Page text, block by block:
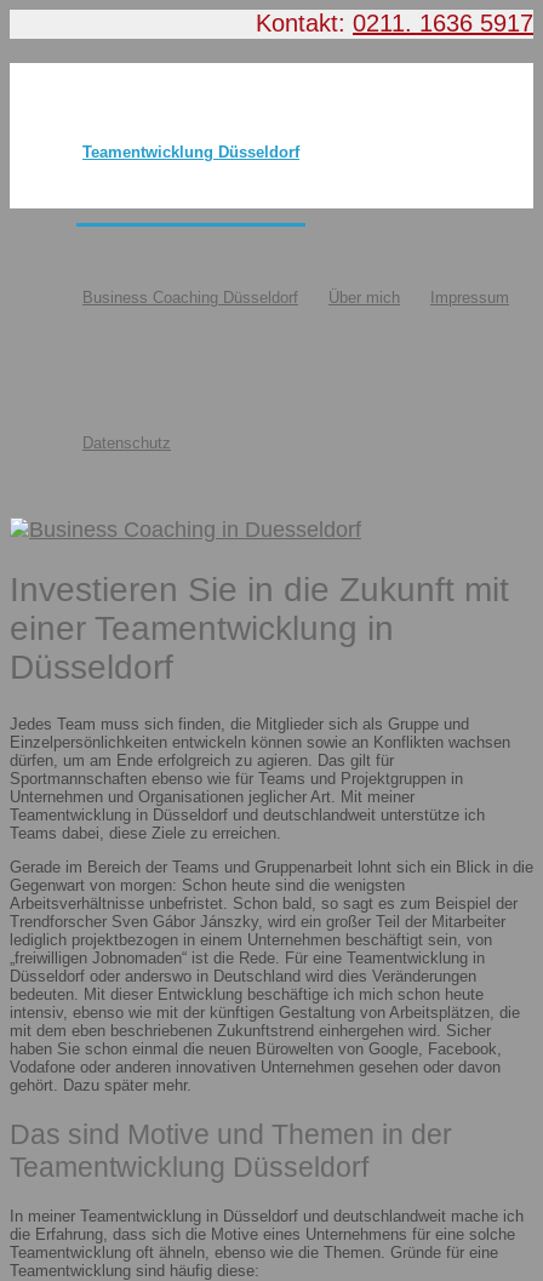
Kontakt: 0211. 1636 5917
Teamentwicklung Düsseldorf
Business Coaching Düsseldorf Über mich Impressum
Datenschutz
Investieren Sie in die Zukunft mit
einer Teamentwicklung in
Düsseldorf
Jedes Team muss sich finden, die Mitglieder sich als Gruppe und
Einzelpersönlichkeiten entwickeln können sowie an Konflikten wachsen
dürfen, um am Ende erfolgreich zu agieren. Das gilt für
Sportmannschaften ebenso wie für Teams und Projektgruppen in
Unternehmen und Organisationen jeglicher Art. Mit meiner
Teamentwicklung in Düsseldorf und deutschlandweit unterstütze ich
Teams dabei, diese Ziele zu erreichen.
Gerade im Bereich der Teams und Gruppenarbeit lohnt sich ein Blick in die
Gegenwart von morgen: Schon heute sind die wenigsten
Arbeitsverhältnisse unbefristet. Schon bald, so sagt es zum Beispiel der
Trendforscher Sven Gábor Jánszky, wird ein großer Teil der Mitarbeiter
lediglich projektbezogen in einem Unternehmen beschäftigt sein, von
„freiwilligen Jobnomaden“ ist die Rede. Für eine Teamentwicklung in
Düsseldorf oder anderswo in Deutschland wird dies Veränderungen
bedeuten. Mit dieser Entwicklung beschäftige ich mich schon heute
intensiv, ebenso wie mit der künftigen Gestaltung von Arbeitsplätzen, die
mit dem eben beschriebenen Zukunftstrend einhergehen wird. Sicher
haben Sie schon einmal die neuen Bürowelten von Google, Facebook,
Vodafone oder anderen innovativen Unternehmen gesehen oder davon
gehört. Dazu später mehr.
Das sind Motive und Themen in der
Teamentwicklung Düsseldorf
In meiner Teamentwicklung in Düsseldorf und deutschlandweit mache ich
die Erfahrung, dass sich die Motive eines Unternehmens für eine solche
Teamentwicklung oft ähneln, ebenso wie die Themen. Gründe für eine
Teamentwicklung sind häufig diese: